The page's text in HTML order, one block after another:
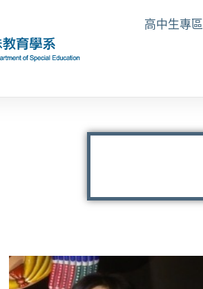
高中生專區